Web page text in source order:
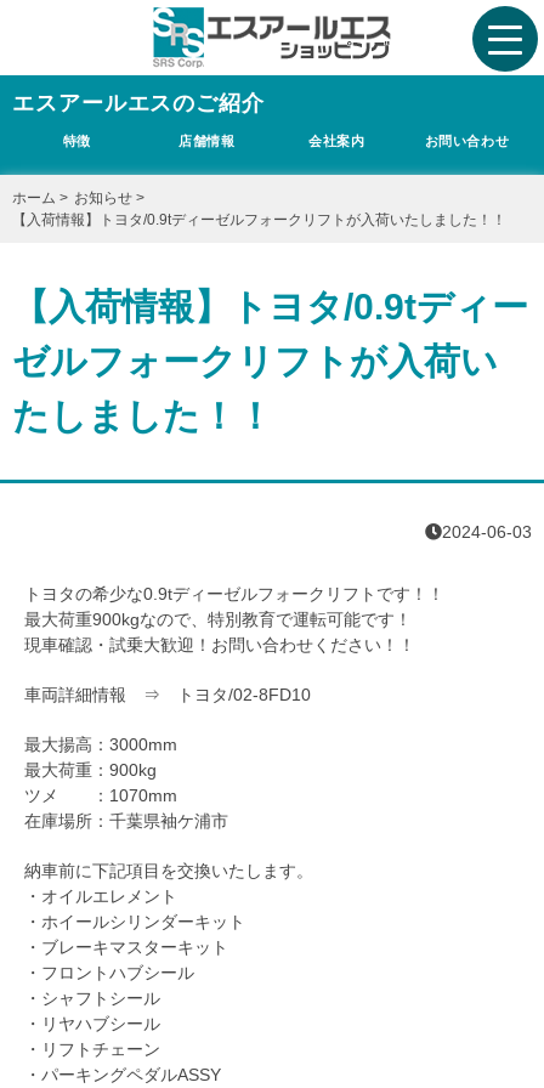
エスアールエスのご紹介
特徴 店舗情報 会社案内 お問い合わせ
ホーム > お知らせ >
【入荷情報】トヨタ/0.9tディーゼルフォークリフトが入荷いたしました！！
【入荷情報】トヨタ/0.9tディー
ゼルフォークリフトが入荷い
たしました！！
2024-06-03
トヨタの希少な0.9tディーゼルフォークリフトです！！
最大荷重900kgなので、特別教育で運転可能です！
現車確認・試乗大歓迎！お問い合わせください！！
車両詳細情報 ⇒ トヨタ/02-8FD10
最大揚高：3000mm
最大荷重：900kg
ツメ ：1070mm
在庫場所：千葉県袖ケ浦市
納車前に下記項目を交換いたします。
・オイルエレメント
・ホイールシリンダーキット
・ブレーキマスターキット
・フロントハブシール
・シャフトシール
・リヤハブシール
・リフトチェーン
・パーキングペダルASSY